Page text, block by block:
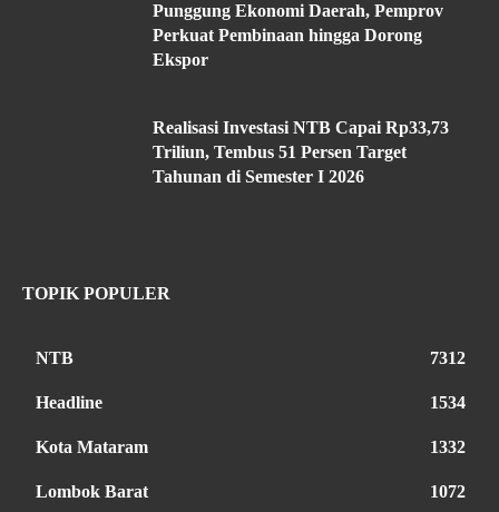
Punggung Ekonomi Daerah, Pemprov
Perkuat Pembinaan hingga Dorong
Ekspor
Realisasi Investasi NTB Capai Rp33,73
Triliun, Tembus 51 Persen Target
Tahunan di Semester I 2026
TOPIK POPULER
NTB 7312
Headline 1534
Kota Mataram 1332
Lombok Barat 1072